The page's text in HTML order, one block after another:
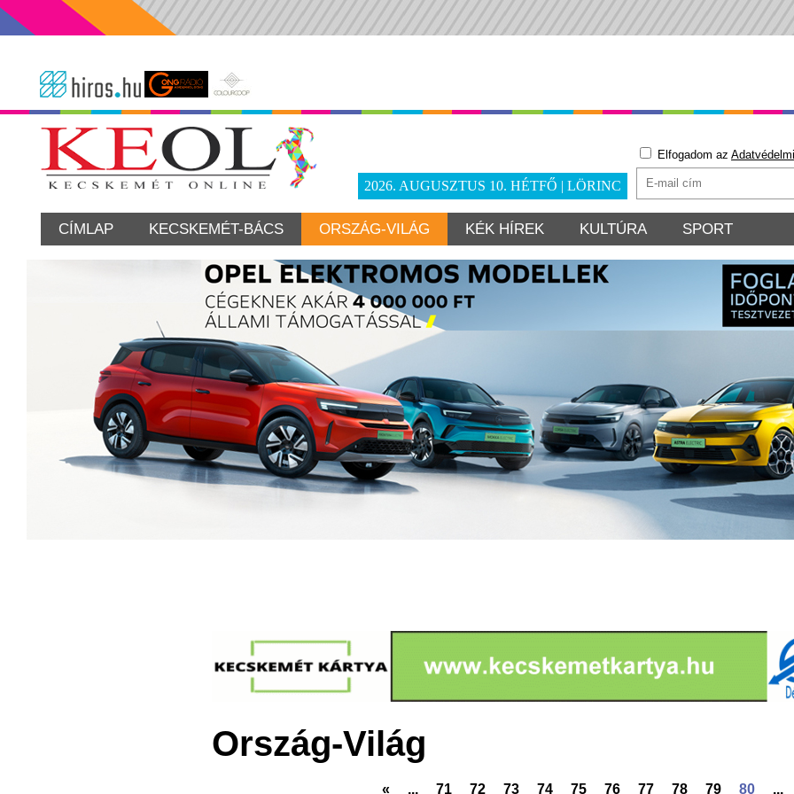
2026. AUGUSZTUS 10. HÉTFŐ | LÖRINC
Elfogadom az
CÍMLAP KECSKEMÉT-BÁCS ORSZÁG-VILÁG KÉK HÍREK KULTÚRA SPORT
Ország-Világ
« ... 71 72 73 74 75 76 77 78 79 80 ...